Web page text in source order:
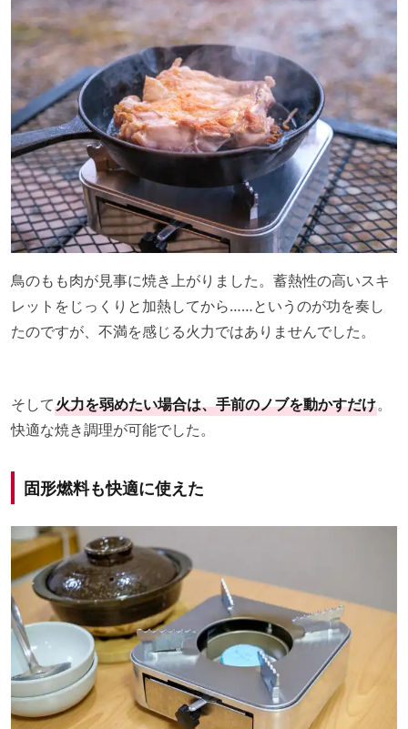
鳥のもも肉が見事に焼き上がりました。蓄熱性の高いスキ
レットをじっくりと加熱してから……というのが功を奏し
たのですが、不満を感じる火力ではありませんでした。
そして火力を弱めたい場合は、手前のノブを動かすだけ。
快適な焼き調理が可能でした。
固形燃料も快適に使えた